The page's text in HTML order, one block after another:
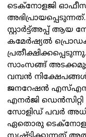
ടെക്നോളജി
സ്റ്റാര്‍ട്ട്‌അപ്പ് ആയ
കമേര്‍ഷ്യല്‍
സാംസങ്ങ്
വമ്പൻ നിക്ഷേപങ്ങള്‍
ജനറേഷൻ
എനർജി
സോളിഡ് പവര്‍
ഏതൊരു